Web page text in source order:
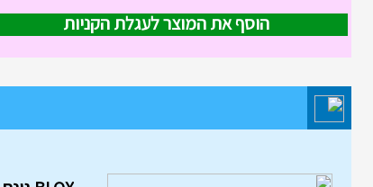
הוסף את המוצר לעגלת הקניות